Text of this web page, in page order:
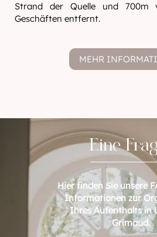
Strand der Quelle und 700m
Geschäften entfernt.
MEHR
Eine
Hier finden Sie unsere
Informationen zur
Ihres Aufenthalts in
Grimaud.